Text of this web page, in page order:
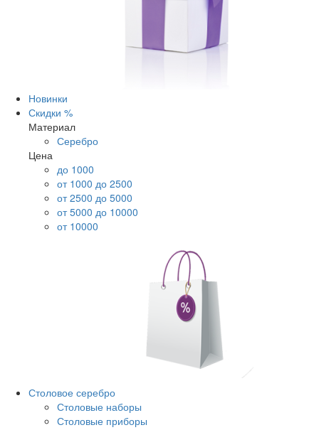
Новинки
Скидки %
Материал
Серебро
Цена
до 1000
от 1000 до 2500
от 2500 до 5000
от 5000 до 10000
от 10000
Столовое серебро
Столовые наборы
Столовые приборы